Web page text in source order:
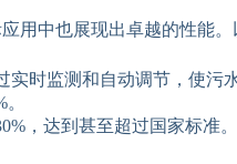
用中也展现出卓越的性能。
实时监测和自动调节，使污
，达到甚至超过国家标准。